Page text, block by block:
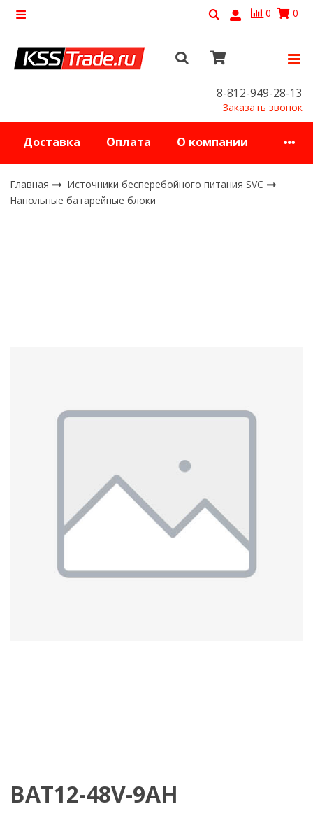
0 0
8-812-949-28-13
Заказать звонок
Доставка Оплата О компании
Главная
Источники бесперебойного питания SVC
Напольные батарейные блоки
BAT12-48V-9AH